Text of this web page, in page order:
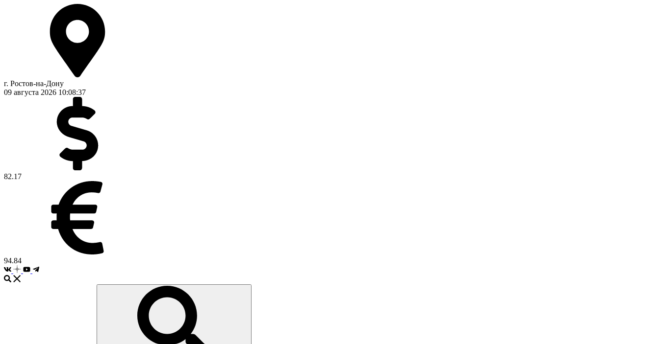
г. Ростов-на-Дону
09 августа 2026 10:08:38
82.17
94.84